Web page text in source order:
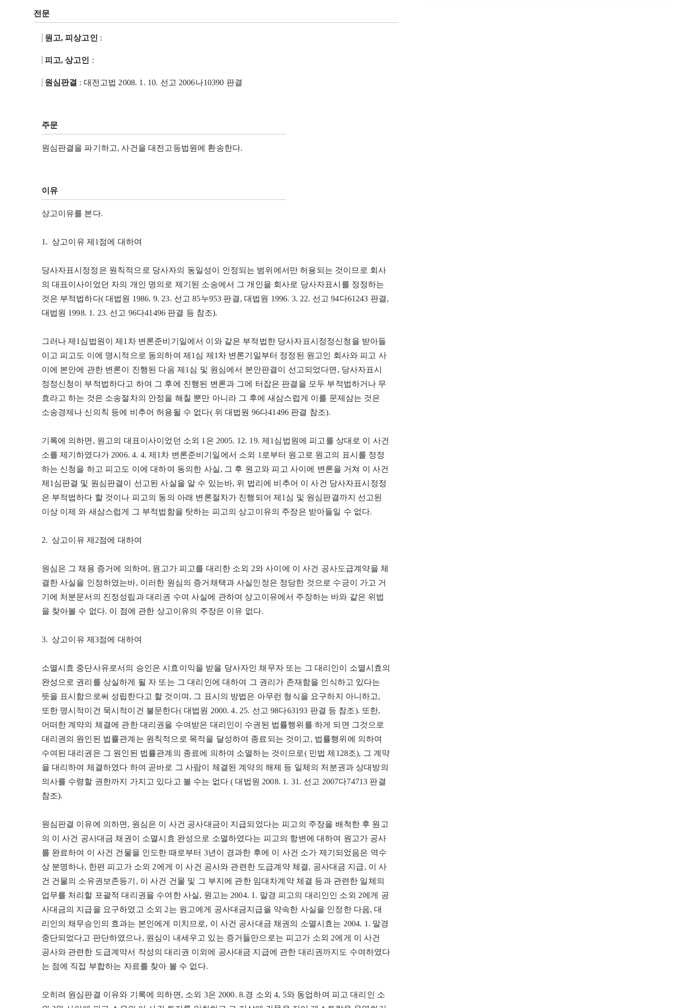
전문
원고, 피상고인 :
피고, 상고인 :
원심판결 : 대전고법 2008. 1. 10. 선고 2006나10390 판결
주문
원심판결을 파기하고, 사건을 대전고등법원에 환송한다.
이유
상고이유를 본다.
1. 상고이유 제1점에 대하여
당사자표시정정은 원칙적으로 당사자의 동일성이 인정되는 범위에서만 허용되는 것이므로 회사
의 대표이사이었던 자의 개인 명의로 제기된 소송에서 그 개인을 회사로 당사자표시를 정정하는
것은 부적법하다( 대법원 1986. 9. 23. 선고 85누953 판결, 대법원 1996. 3. 22. 선고 94다61243 판결,
대법원 1998. 1. 23. 선고 96다41496 판결 등 참조).
그러나 제1심법원이 제1차 변론준비기일에서 이와 같은 부적법한 당사자표시정정신청을 받아들
이고 피고도 이에 명시적으로 동의하여 제1심 제1차 변론기일부터 정정된 원고인 회사와 피고 사
이에 본안에 관한 변론이 진행된 다음 제1심 및 원심에서 본안판결이 선고되었다면, 당사자표시
정정신청이 부적법하다고 하여 그 후에 진행된 변론과 그에 터잡은 판결을 모두 부적법하거나 무
효라고 하는 것은 소송절차의 안정을 해칠 뿐만 아니라 그 후에 새삼스럽게 이를 문제삼는 것은
소송경제나 신의칙 등에 비추어 허용될 수 없다( 위 대법원 96다41496 판결 참조).
기록에 의하면, 원고의 대표이사이었던 소외 1은 2005. 12. 19. 제1심법원에 피고를 상대로 이 사건
소를 제기하였다가 2006. 4. 4. 제1차 변론준비기일에서 소외 1로부터 원고로 원고의 표시를 정정
하는 신청을 하고 피고도 이에 대하여 동의한 사실, 그 후 원고와 피고 사이에 변론을 거쳐 이 사건
제1심판결 및 원심판결이 선고된 사실을 알 수 있는바, 위 법리에 비추어 이 사건 당사자표시정정
은 부적법하다 할 것이나 피고의 동의 아래 변론절차가 진행되어 제1심 및 원심판결까지 선고된
이상 이제 와 새삼스럽게 그 부적법함을 탓하는 피고의 상고이유의 주장은 받아들일 수 없다.
2. 상고이유 제2점에 대하여
원심은 그 채용 증거에 의하여, 원고가 피고를 대리한 소외 2와 사이에 이 사건 공사도급계약을 체
결한 사실을 인정하였는바, 이러한 원심의 증거채택과 사실인정은 정당한 것으로 수긍이 가고 거
기에 처분문서의 진정성립과 대리권 수여 사실에 관하여 상고이유에서 주장하는 바와 같은 위법
을 찾아볼 수 없다. 이 점에 관한 상고이유의 주장은 이유 없다.
3. 상고이유 제3점에 대하여
소멸시효 중단사유로서의 승인은 시효이익을 받을 당사자인 채무자 또는 그 대리인이 소멸시효의
완성으로 권리를 상실하게 될 자 또는 그 대리인에 대하여 그 권리가 존재함을 인식하고 있다는
뜻을 표시함으로써 성립한다고 할 것이며, 그 표시의 방법은 아무런 형식을 요구하지 아니하고,
또한 명시적이건 묵시적이건 불문한다( 대법원 2000. 4. 25. 선고 98다63193 판결 등 참조). 또한,
어떠한 계약의 체결에 관한 대리권을 수여받은 대리인이 수권된 법률행위를 하게 되면 그것으로
대리권의 원인된 법률관계는 원칙적으로 목적을 달성하여 종료되는 것이고, 법률행위에 의하여
수여된 대리권은 그 원인된 법률관계의 종료에 의하여 소멸하는 것이므로( 민법 제128조), 그 계약
을 대리하여 체결하였다 하여 곧바로 그 사람이 체결된 계약의 해제 등 일체의 처분권과 상대방의
의사를 수령할 권한까지 가지고 있다고 볼 수는 없다 ( 대법원 2008. 1. 31. 선고 2007다74713 판결
참조).
원심판결 이유에 의하면, 원심은 이 사건 공사대금이 지급되었다는 피고의 주장을 배척한 후 원고
의 이 사건 공사대금 채권이 소멸시효 완성으로 소멸하였다는 피고의 항변에 대하여 원고가 공사
를 완료하여 이 사건 건물을 인도한 때로부터 3년이 경과한 후에 이 사건 소가 제기되었음은 역수
상 분명하나, 한편 피고가 소외 2에게 이 사건 공사와 관련한 도급계약 체결, 공사대금 지급, 이 사
건 건물의 소유권보존등기, 이 사건 건물 및 그 부지에 관한 임대차계약 체결 등과 관련한 일체의
업무를 처리할 포괄적 대리권을 수여한 사실, 원고는 2004. 1. 말경 피고의 대리인인 소외 2에게 공
사대금의 지급을 요구하였고 소외 2는 원고에게 공사대금지급을 약속한 사실을 인정한 다음, 대
리인의 채무승인의 효과는 본인에게 미치므로, 이 사건 공사대금 채권의 소멸시효는 2004. 1. 말경
중단되었다고 판단하였으나, 원심이 내세우고 있는 증거들만으로는 피고가 소외 2에게 이 사건
공사와 관련한 도급계약서 작성의 대리권 이외에 공사대금 지급에 관한 대리권까지도 수여하였다
는 점에 직접 부합하는 자료를 찾아 볼 수 없다.
오히려 원심판결 이유와 기록에 의하면, 소외 3은 2000. 8.경 소외 4, 5와 동업하여 피고 대리인 소